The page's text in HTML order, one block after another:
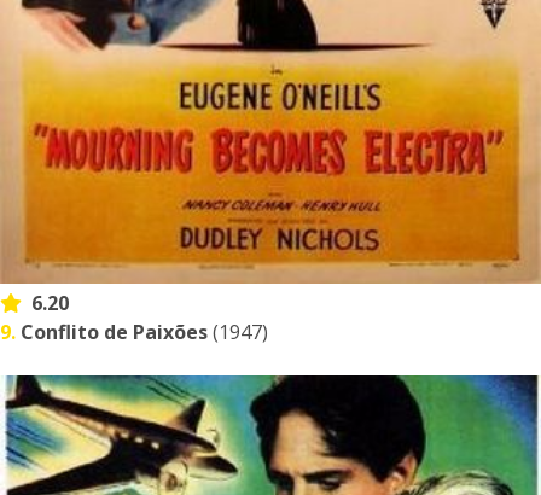
6.20
9. Conflito de Paixões(1947)